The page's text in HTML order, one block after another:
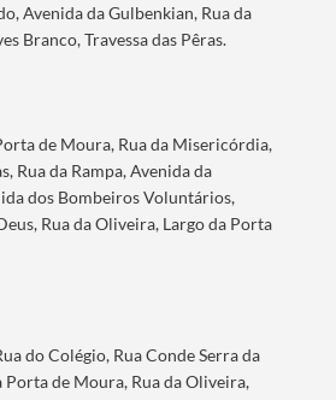
Avenida da Gulbenkian, Rua da
Branco, Travessa das Pêras.
de Moura, Rua da Misericórdia,
Rua da Rampa, Avenida da
dos Bombeiros Voluntários,
Rua da Oliveira, Largo da Porta
do Colégio, Rua Conde Serra da
Porta de Moura, Rua da Oliveira,